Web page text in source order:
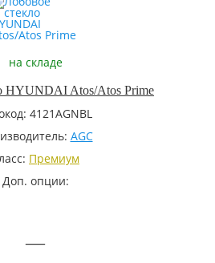
на складе
HYUNDAI Atos/Atos Prime
4121AGNBL
AGC
Премиум
Доп. опции:
—